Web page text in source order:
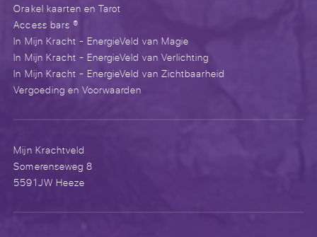
Orakel kaarten en Tarot
Access bars ®
In Mijn Kracht - EnergieVeld van Magie
In Mijn Kracht - EnergieVeld van Verlichting
In Mijn Kracht - EnergieVeld van Zichtbaarheid
Vergoeding en Voorwaarden
Mijn Krachtveld
Somerenseweg 8
5591JW Heeze